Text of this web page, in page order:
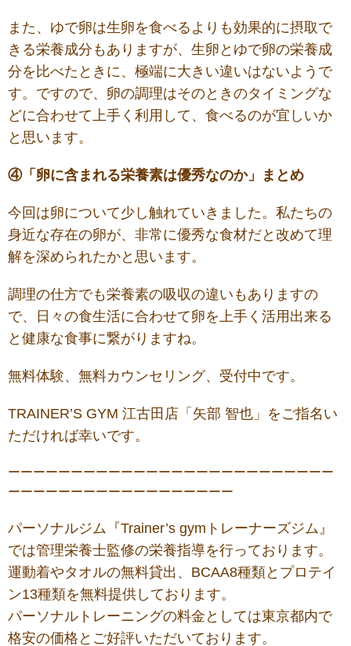
また、ゆで卵は生卵を食べるよりも効果的に摂取で
きる栄養成分もありますが、生卵とゆで卵の栄養成
分を比べたときに、極端に大きい違いはないようで
す。ですので、卵の調理はそのときのタイミングな
どに合わせて上手く利用して、食べるのが宜しいか
と思います。
④「卵に含まれる栄養素は優秀なのか」まとめ
今回は卵について少し触れていきました。私たちの
身近な存在の卵が、非常に優秀な食材だと改めて理
解を深められたかと思います。
調理の仕方でも栄養素の吸収の違いもありますの
で、日々の食生活に合わせて卵を上手く活用出来る
と健康な食事に繋がりますね。
無料体験、無料カウンセリング、受付中です。
TRAINER’S GYM 江古田店「矢部 智也」をご指名い
ただければ幸いです。
ーーーーーーーーーーーーーーーーーーーーーーーーーー
ーーーーーーーーーーーーーーーーーー
パーソナルジム『Trainer’s gymトレーナーズジム』
では管理栄養士監修の栄養指導を行っております。
運動着やタオルの無料貸出、BCAA8種類とプロテイ
ン13種類を無料提供しております。
パーソナルトレーニングの料金としては東京都内で
格安の価格とご好評いただいております。